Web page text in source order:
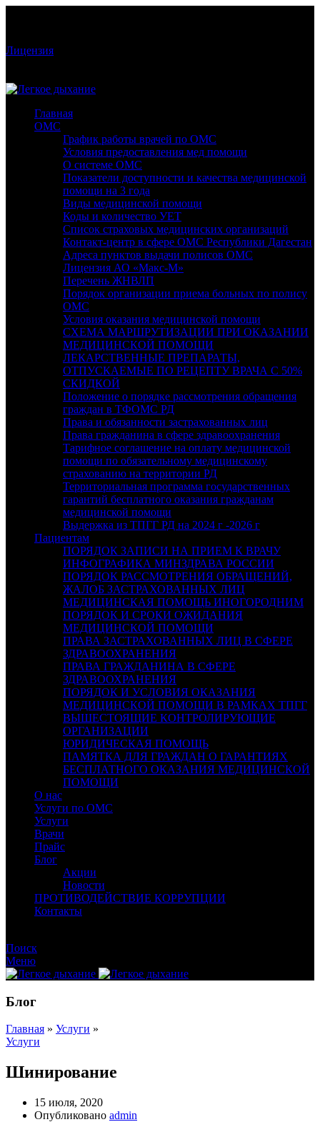
Лицензия
Главная
ОМС
График работы врачей по ОМС
Условия предоставления мед помощи
О системе ОМС
Показатели доступности и качества медицинской
помощи на 3 года
Виды медицинской помощи
Коды и количество УЕТ
Список страховых медицинских организаций
Контакт-центр в сфере ОМС Республики Дагестан
Адреса пунктов выдачи полисов ОМС
Лицензия АО «Макс-М»
Перечень ЖНВЛП
Порядок организации приема больных по полису
ОМС
Условия оказания медицинской помощи
СХЕМА МАРШРУТИЗАЦИИ ПРИ ОКАЗАНИИ
МЕДИЦИНСКОЙ ПОМОЩИ
ЛЕКАРСТВЕННЫЕ ПРЕПАРАТЫ,
ОТПУСКАЕМЫЕ ПО РЕЦЕПТУ ВРАЧА С 50%
СКИДКОЙ
Положение о порядке рассмотрения обращения
граждан в ТФОМС РД
Права и обязанности застрахованных лиц
Права гражданина в сфере здравоохранения
Тарифное соглашение на оплату медицинской
помощи по обязательному медицинскому
страхованию на территории РД
Территориальная программа государственных
гарантий бесплатного оказания гражданам
медицинской помощи
Выдержка из ТПГГ РД на 2024 г -2026 г
Пациентам
ПОРЯДОК ЗАПИСИ НА ПРИЕМ К ВРАЧУ
ИНФОГРАФИКА МИНЗДРАВА РОССИИ
ПОРЯДОК РАССМОТРЕНИЯ ОБРАЩЕНИЙ,
ЖАЛОБ ЗАСТРАХОВАННЫХ ЛИЦ
МЕДИЦИНСКАЯ ПОМОЩЬ ИНОГОРОДНИМ
ПОРЯДОК И СРОКИ ОЖИДАНИЯ
МЕДИЦИНСКОЙ ПОМОЩИ
ПРАВА ЗАСТРАХОВАННЫХ ЛИЦ В СФЕРЕ
ЗДРАВООХРАНЕНИЯ
ПРАВА ГРАЖДАНИНА В СФЕРЕ
ЗДРАВООХРАНЕНИЯ
ПОРЯДОК И УСЛОВИЯ ОКАЗАНИЯ
МЕДИЦИНСКОЙ ПОМОЩИ В РАМКАХ ТПГГ
ВЫШЕСТОЯЩИЕ КОНТРОЛИРУЮЩИЕ
ОРГАНИЗАЦИИ
ЮРИДИЧЕСКАЯ ПОМОЩЬ
ПАМЯТКА ДЛЯ ГРАЖДАН О ГАРАНТИЯХ
БЕСПЛАТНОГО ОКАЗАНИЯ МЕДИЦИНСКОЙ
ПОМОЩИ
О нас
Услуги по ОМС
Услуги
Врачи
Прайс
Блог
Акции
Новости
ПРОТИВОДЕЙСТВИЕ КОРРУПЦИИ
Контакты
Поиск
Меню
Блог
Главная » Услуги »
Услуги
Шинирование
15 июля, 2020
Опубликовано admin